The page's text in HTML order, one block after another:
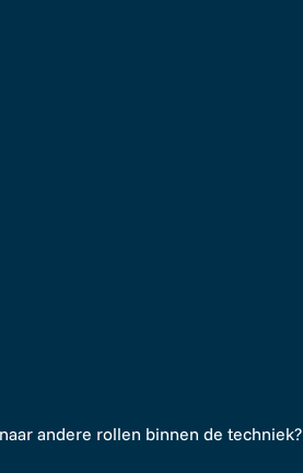
andere rollen binnen de techniek?